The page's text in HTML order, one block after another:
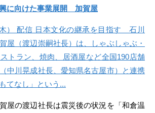
に向けた事業展開 加賀屋
） 配信 日本文化の継承を目指す 石川
屋（渡辺崇嗣社長）は、しゃぶしゃぶ・
トラン、焼肉、居酒屋など全国190店舗
中川晃成社長、愛知県名古屋市）と連携
てなし」という...
屋の渡辺社長は震災後の状況を「和倉温